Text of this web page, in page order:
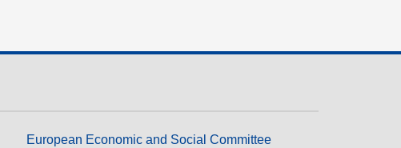
European Economic and Social Committee